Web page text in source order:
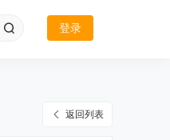
登录
返回列表